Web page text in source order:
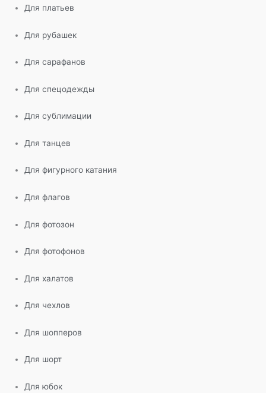
Для платьев
Для рубашек
Для сарафанов
Для спецодежды
Для сублимации
Для танцев
Для фигурного катания
Для флагов
Для фотозон
Для фотофонов
Для халатов
Для чехлов
Для шопперов
Для шорт
Для юбок